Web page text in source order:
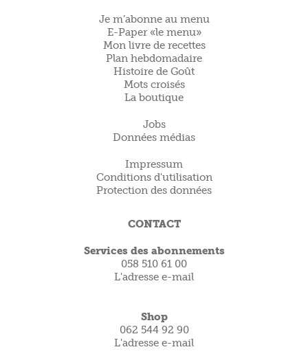
Je m’abonne au menu
E-Paper «le menu»
Mon livre de recettes
Plan hebdomadaire
Histoire de Goût
Mots croisés
La boutique
Jobs
Données médias
Impressum
Conditions d'utilisation
Protection des données
CONTACT
Services des abonnements
058 510 61 00
L'adresse e-mail
Shop
062 544 92 90
L'adresse e-mail